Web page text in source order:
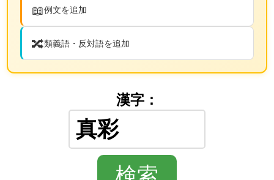
📖例文を追加
🔀類義語・反対語を追加
漢字：